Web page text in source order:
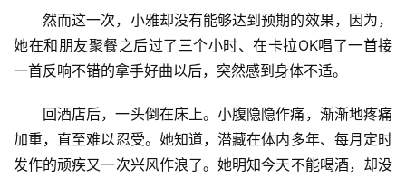
然而这一次，小雅却没有能够达到预期的效果，因为，
她在和朋友聚餐之后过了三个小时、在卡拉OK唱了一首接
一首反响不错的拿手好曲以后，突然感到 身体不适。
回酒店后，一头倒在床上。小腹隐隐作痛，渐渐地疼痛
加重，直至难以忍受。她知道，潜藏在体内多年、每月定时
发作的顽疾又一次兴风作浪了。她明知今天不能喝酒，却没